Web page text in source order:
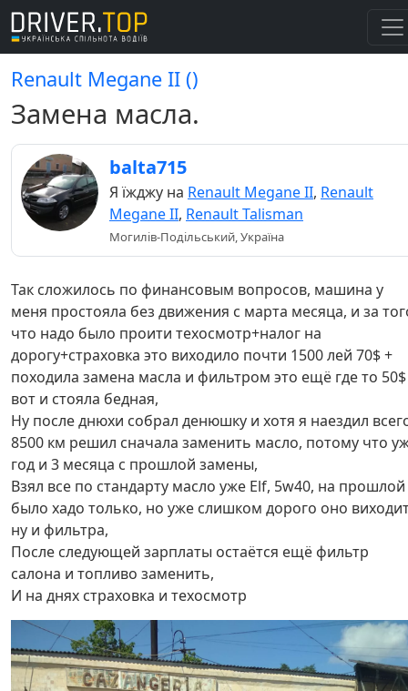
Renault Megane II ()
Замена масла.
balta715
Я їжджу на Renault Megane II, Renault
Megane II, Renault Talisman
Могилів-Подільський, Україна
Так сложилось по финансовым вопросов, машина у
меня простояла без движения с марта месяца, и за
что надо было проити техосмотр+налог на
дорогу+страховка это виходило почти 1500 лей 70$ +
походила замена масла и фильтром это ещё где то 50$
вот и стояла бедная,
Ну после днюхи собрал денюшку и хотя я наездил
8500 км решил сначала заменить масло, потому что
год и 3 месяца с прошлой замены,
Взял все по стандарту масло уже Elf, 5w40, на прошлой
было хадо только, но уже слишком дорого оно
ну и фильтра,
После следующей зарплаты остаётся ещё фильтр
салона и топливо заменить,
И на днях страховка и техосмотр